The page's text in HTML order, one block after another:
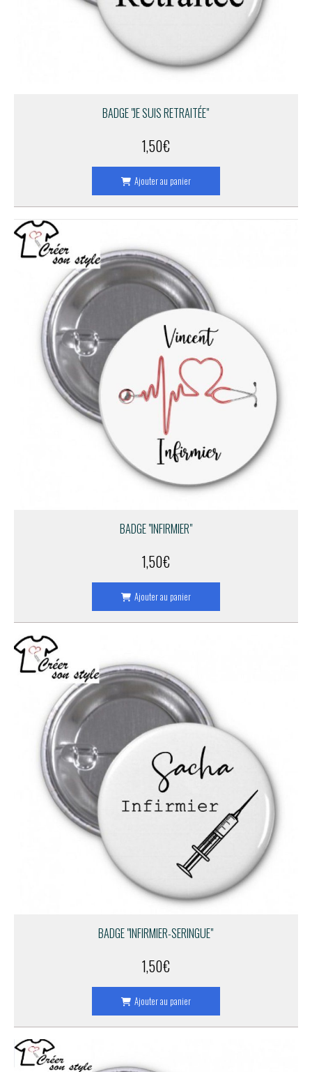
BADGE "JE SUIS RETRAITÉE"
1,50€
Ajouter au panier
BADGE "INFIRMIER"
1,50€
Ajouter au panier
BADGE "INFIRMIER-SERINGUE"
1,50€
Ajouter au panier